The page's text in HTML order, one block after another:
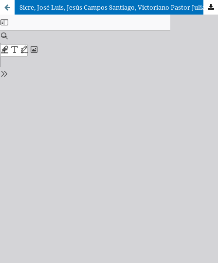
Sicre, José Luis, Jesús Campos Santiago, Victoriano Pastor Julián y Mercedes Navarro Puerto. Historia y narrativa. Introducción al estudio de la Biblia 3b.